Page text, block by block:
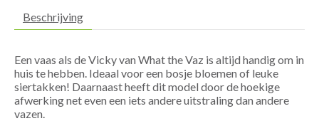
Beschrijving
Een vaas als de Vicky van What the Vaz is altijd handig om in
huis te hebben. Ideaal voor een bosje bloemen of leuke
siertakken! Daarnaast heeft dit model door de hoekige
afwerking net even een iets andere uitstraling dan andere
vazen.